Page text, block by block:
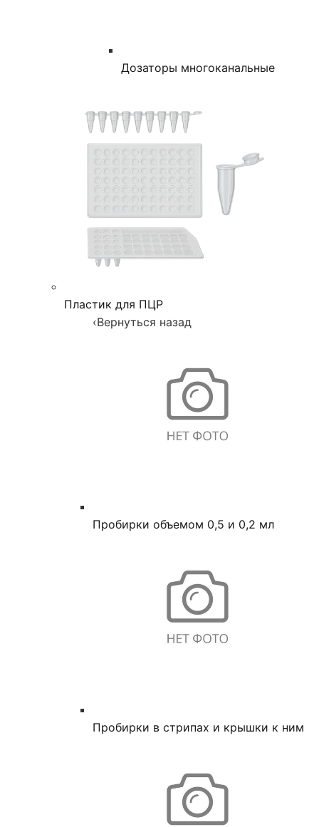
Дозаторы многоканальные
Пластик для ПЦР
‹Вернуться назад
Пробирки объемом 0,5 и 0,2 мл
Пробирки в стрипах и крышки к ним